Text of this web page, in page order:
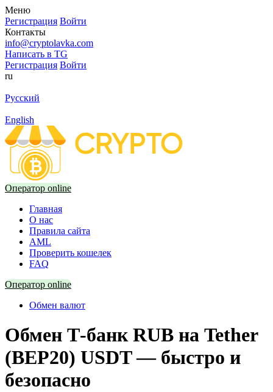
Меню
Регистрация Войти
Контакты
info@cryptolavka.com
Написать в TG
Регистрация Войти
ru
Русский
English
Оператор online
Главная
О нас
Правила сайта
AML
Проверить кошелек
FAQ
Оператор online
Обмен валют
Обмен Т-банк RUB на Tether
(BEP20) USDT — быстро и
безопасно